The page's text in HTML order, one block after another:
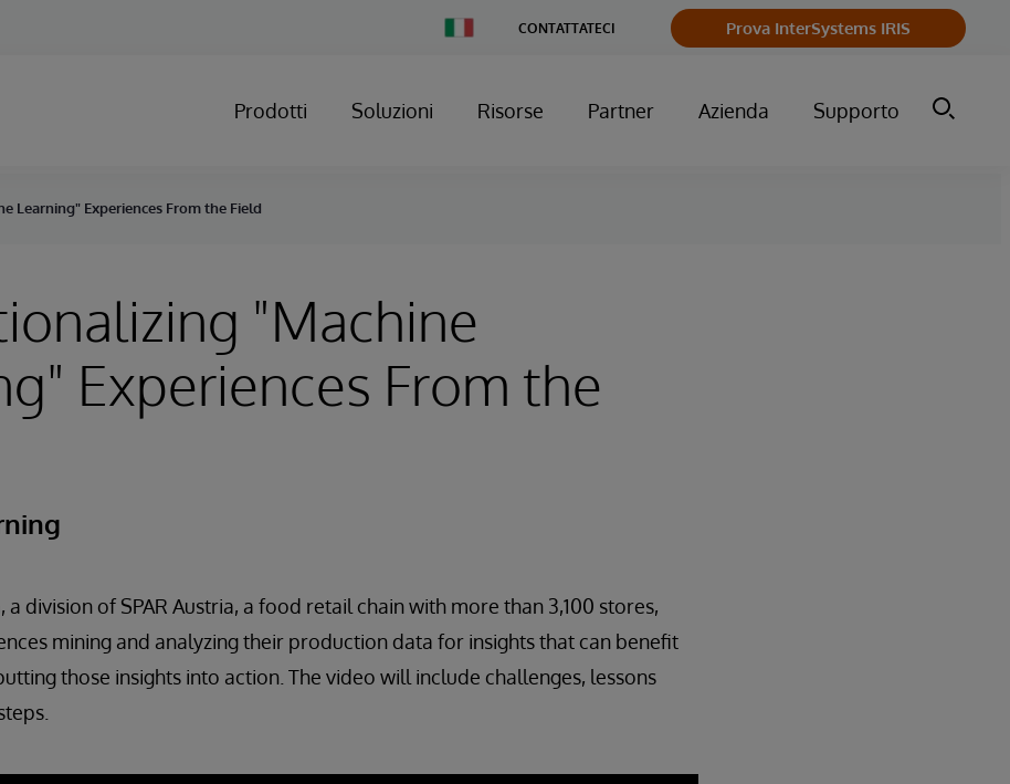
Country
CONTATTATECI Prova InterSystems IRIS
Prodotti Soluzioni Risorse Partner Azienda Supporto
Learning" Experiences From the Field
"Machine
Experiences From the
a division of SPAR Austria, a food retail chain with more than 3,100 stores,
mining and analyzing their production data for insights that can benefit
those insights into action. The video will include challenges, lessons